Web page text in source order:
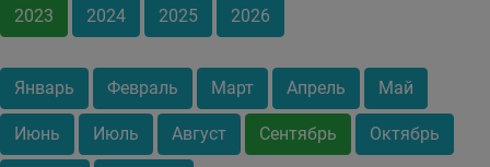
2023 2024 2025 2026
Январь Февраль Март Апрель Май
Июнь Июль Август Сентябрь Октябрь